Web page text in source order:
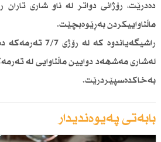
دەدرێت، رۆژانی دواتر لە ناو شاری
ماڵئاواییكردن بەڕێوەبچێت.
راشیگەیاندوە كە
لەشاری مەشهەد دوایین ماڵئاوایی لە
بەخاكدەسپێردرێت.
بابەتی پەیوەندیدار